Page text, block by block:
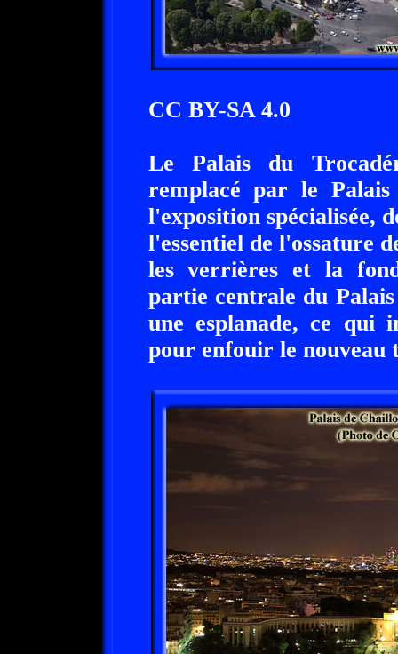
CC BY-SA 4.0
Le Palais du
remplacé par le
l'exposition spécialisée,
l'essentiel de l'ossature
les verrières et la
partie centrale du
une esplanade, ce qui
pour enfouir le nouveau